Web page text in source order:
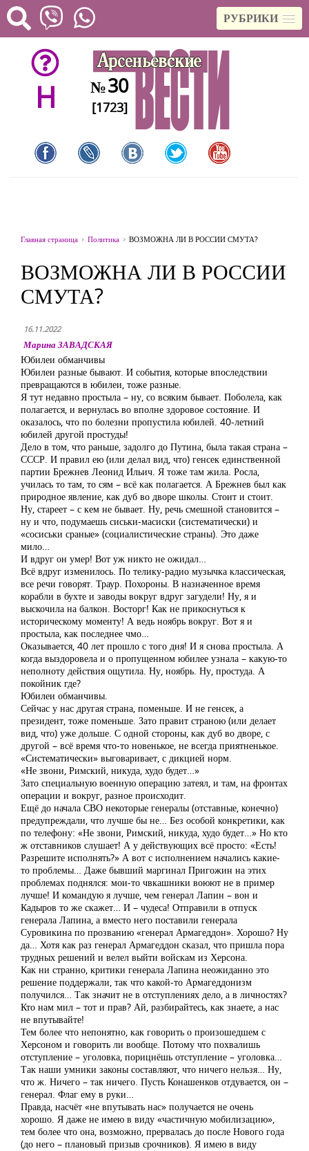
РУБРИКИ
H №30
[1723]
Главная страница Политика ВОЗМОЖНА ЛИ В РОССИИ СМУТА?
ВОЗМОЖНА ЛИ В РОССИИ
СМУТА?
16.11.2022
Марина ЗАВАДСКАЯ
Юбилеи обманчивы
Юбилеи разные бывают. И события, которые впоследствии
превращаются в юбилеи, тоже разные.
Я тут недавно простыла – ну, со всяким бывает. Поболела, как
полагается, и вернулась во вполне здоровое состояние. И
оказалось, что по болезни пропустила юбилей. 40-летний
юбилей другой простуды!
Дело в том, что раньше, задолго до Путина, была такая страна –
СССР. И правил ею (или делал вид, что) генсек единственной
партии Брежнев Леонид Ильич. Я тоже там жила. Росла,
училась то там, то сям – всё как полагается. А Брежнев был как
природное явление, как дуб во дворе школы. Стоит и стоит.
Ну, стареет – с кем не бывает. Ну, речь смешной становится –
ну и что, подумаешь сиськи-масиски (систематически) и
«сосиськи сраные» (социалистические страны). Это даже
мило…
И вдруг он умер! Вот уж никто не ожидал…
Всё вдруг изменилось. По телику-радио музычка классическая,
все речи говорят. Траур. Похороны. В назначенное время
корабли в бухте и заводы вокруг вдруг загудели! Ну, я и
выскочила на балкон. Восторг! Как не прикоснуться к
историческому моменту! А ведь ноябрь вокруг. Вот я и
простыла, как последнее чмо…
Оказывается, 40 лет прошло с того дня! И я снова простыла. А
когда выздоровела и о пропущенном юбилее узнала – какую-то
неполноту действия ощутила. Ну, ноябрь. Ну, простуда. А
покойник где?
Юбилеи обманчивы.
Сейчас у нас другая страна, поменьше. И не генсек, а
президент, тоже поменьше. Зато правит страною (или делает
вид, что) уже дольше. С одной стороны, как дуб во дворе, с
другой – всё время что-то новенькое, не всегда приятненькое.
«Систематически» выговаривает, с дикцией норм.
«Не звони, Римский, никуда, худо будет…»
Зато специальную военную операцию затеял, и там, на фронтах
операции и вокруг, разное происходит.
Ещё до начала СВО некоторые генералы (отставные, конечно)
предупреждали, что лучше бы не… Без особой конкретики, как
по телефону: «Не звони, Римский, никуда, худо будет…» Но кто
ж отставников слушает! А у действующих всё просто: «Есть!
Разрешите исполнять?» А вот с исполнением начались какие-
то проблемы… Даже бывший маргинал Пригожин на этих
проблемах поднялся: мои-то чвкашники воюют не в пример
лучше! И командую я лучше, чем генерал Лапин – вон и
Кадыров то же скажет… И – чудеса! Отправили в отпуск
генерала Лапина, а вместо него поставили генерала
Суровикина по прозванию «генерал Армагеддон». Хорошо? Ну
да… Хотя как раз генерал Армагеддон сказал, что пришла пора
трудных решений и велел выйти войскам из Херсона.
Как ни странно, критики генерала Лапина неожиданно это
решение поддержали, так что какой-то Армагеддонизм
получился… Так значит не в отступлениях дело, а в личностях?
Кто нам мил – тот и прав? Ай, разбирайтесь, как знаете, а нас
не впутывайте!
Тем более что непонятно, как говорить о произошедшем с
Херсоном и говорить ли вообще. Потому что похвалишь
отступление – уголовка, порицнёшь отступление – уголовка…
Так наши умники законы составляют, что ничего нельзя… Ну,
что ж. Ничего – так ничего. Пусть Конашенков отдувается, он –
генерал. Флаг ему в руки…
Правда, насчёт «не впутывать нас» получается не очень
хорошо. Я даже не имею в виду «частичную мобилизацию»,
тем более что она, возможно, прервалась до после Нового года
(до него – плановый призыв срочников). Я имею в виду